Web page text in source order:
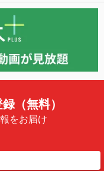
（無料）
をお届け